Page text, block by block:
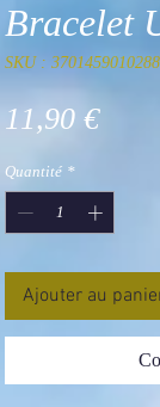
Bracelet
SKU : 3701459010288
11,90 €Prix
Quantité *
Ajouter au